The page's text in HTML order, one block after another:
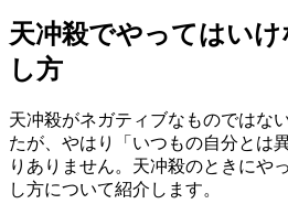
天冲殺でやってはい
し方
天冲殺がネガティブなものではな
たが、やはり「いつもの自分とは
りありません。天冲殺のときにや
し方について紹介します。